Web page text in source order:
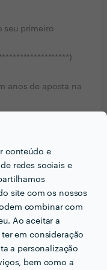
conteúdo e
redes sociais e
site com os nossos
combinar com
Ao aceitar a
em consideração
a personalização
bem como a
seu primeiro
anos de aposta na
para liderar uma
LISBON SECRET
no 3D.
corporate,
(Remax Miraflores,
MERCER,